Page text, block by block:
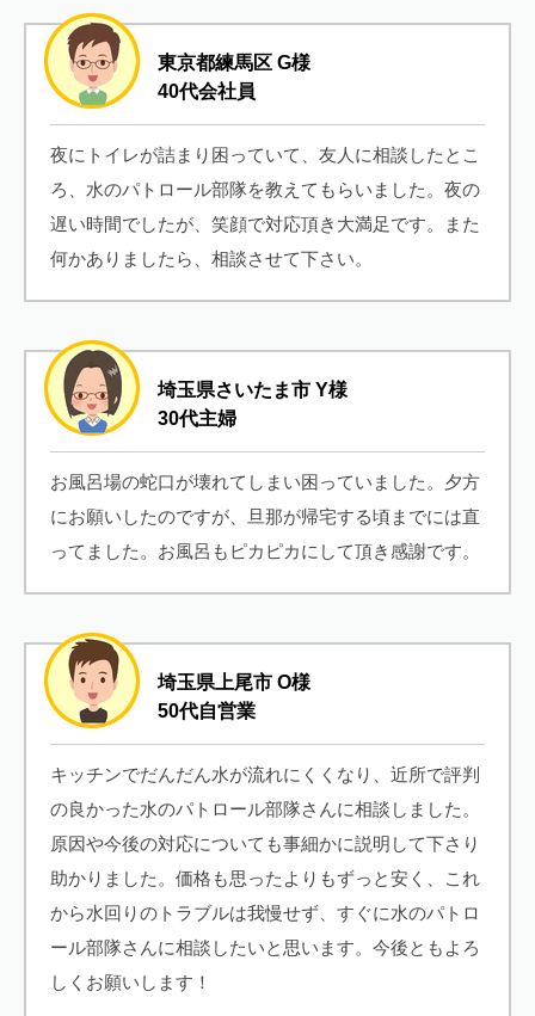
東京都練馬区 G様
40代会社員
夜にトイレが詰まり困っていて、友人に相談したとこ
ろ、水のパトロール部隊を教えてもらいました。夜の
遅い時間でしたが、笑顔で対応頂き大満足です。また
何かありましたら、相談させて下さい。
埼玉県さいたま市 Y様
30代主婦
お風呂場の蛇口が壊れてしまい困っていました。夕方
にお願いしたのですが、旦那が帰宅する頃までには直
ってました。お風呂もピカピカにして頂き感謝です。
埼玉県上尾市 O様
50代自営業
キッチンでだんだん水が流れにくくなり、近所で評判
の良かった水のパトロール部隊さんに相談しました。
原因や今後の対応についても事細かに説明して下さり
助かりました。価格も思ったよりもずっと安く、これ
から水回りのトラブルは我慢せず、すぐに水のパトロ
ール部隊さんに相談したいと思います。今後ともよろ
しくお願いします！